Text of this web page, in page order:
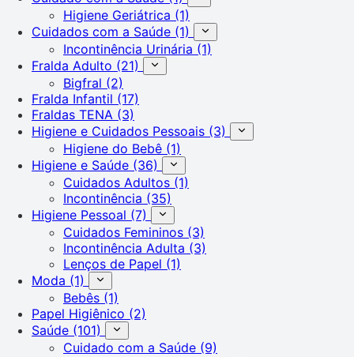
Higiene Geriátrica (1)
Cuidados com a Saúde (1)
Incontinência Urinária (1)
Fralda Adulto (21)
Bigfral (2)
Fralda Infantil (17)
Fraldas TENA (3)
Higiene e Cuidados Pessoais (3)
Higiene do Bebê (1)
Higiene e Saúde (36)
Cuidados Adultos (1)
Incontinência (35)
Higiene Pessoal (7)
Cuidados Femininos (3)
Incontinência Adulta (3)
Lenços de Papel (1)
Moda (1)
Bebês (1)
Papel Higiênico (2)
Saúde (101)
Cuidado com a Saúde (9)